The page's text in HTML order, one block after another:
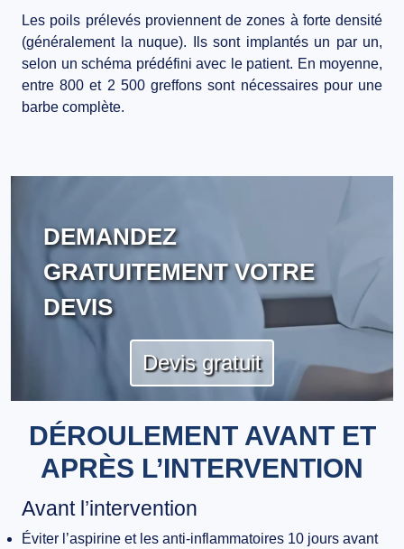
Les poils prélevés proviennent de zones à forte densité
(généralement la nuque). Ils sont implantés un par un,
selon un schéma prédéfini avec le patient. En moyenne,
entre800 et 2 500 greffons sont nécessaires pour une
barbe complète.
DEMANDEZ
GRATUITEMENT VOTRE
DEVIS
Devis gratuit
DÉROULEMENT AVANT ET
APRÈS L’INTERVENTION
Avant l’intervention
Éviter l’aspirine et les anti-inflammatoires 10 jours avant